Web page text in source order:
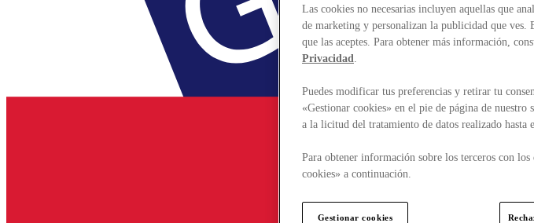
Las cookies no necesarias incluyen aquellas que
de marketing y personalizan la publicidad que ves.
que las aceptes. Para obtener más información,
Privacidad.
Puedes modificar tus preferencias y retirar tu
«Gestionar cookies» en el pie de página de
a la licitud del tratamiento de datos realizado hasta
Para obtener información sobre los terceros con
cookies» a continuación.
Gestionar cookies